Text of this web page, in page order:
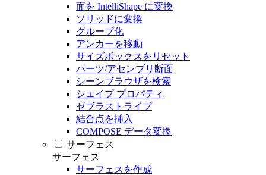
面を IntelliShape に変換
ソリッドに変換
グループ化
アンカーを移動
サイズボックスをリセット
パーツ/アセンブリ断面
シーンブラウザを検索
シェイプ プロパティ
ゼブラストライプ
結合点を挿入
COMPOSE データ変換
サーフェス
サーフェス
サーフェスを作成